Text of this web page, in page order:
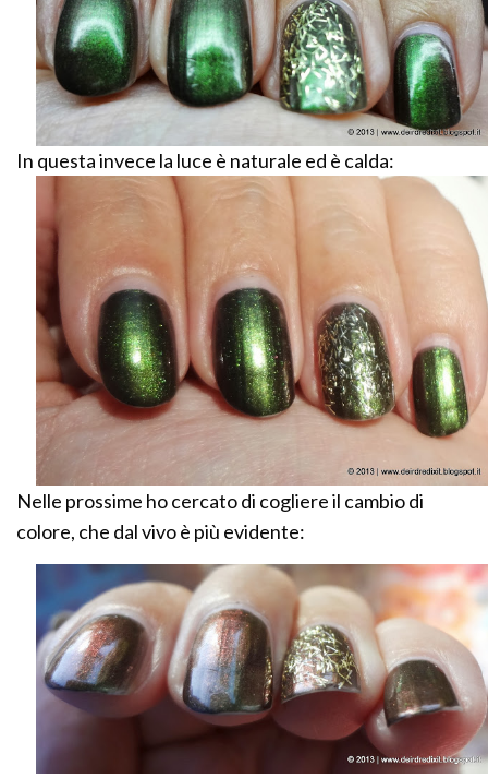
In questa invece la luce è naturale ed è calda:
Nelle prossime ho cercato di cogliere il cambio di
colore, che dal vivo è più evidente: